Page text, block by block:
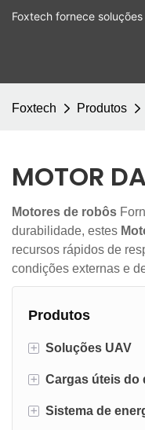
Foxtech fornece
Foxtech Produtos
MOTOR
Motores de robôs
durabilidade, estes
recursos rápidos de
condições externas e
Produtos
+ Soluções UAV
UAV industrial
Acessório
+ Cargas úteis do
Cargas úteis de
+ Sistema de